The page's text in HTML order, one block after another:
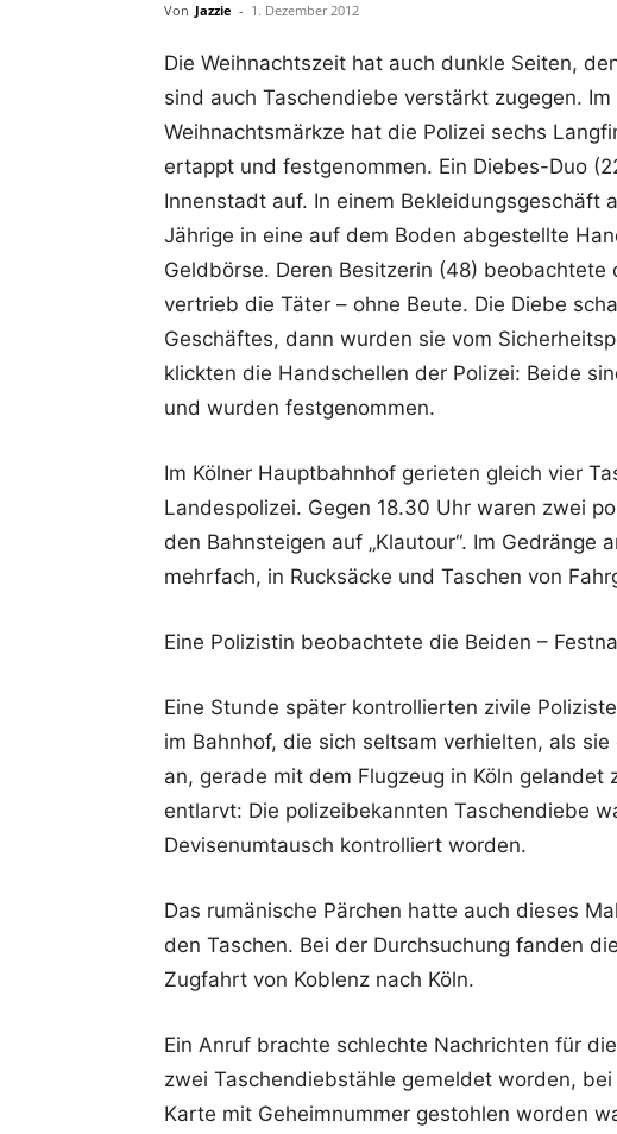
Von Jazzie - 1. Dezember 2012
Die Weihnachtszeit hat auch dunkle Seiten,
sind auch Taschendiebe verstärkt zugegen.
Weihnachtsmärkze hat die Polizei sechs
ertappt und festgenommen. Ein Diebes-Duo
Innenstadt auf. In einem Bekleidungsgeschäft
Jährige in eine auf dem Boden abgestellte
Geldbörse. Deren Besitzerin (48) beobachtete
vertrieb die Täter – ohne Beute. Die Diebe
Geschäftes, dann wurden sie vom
klickten die Handschellen der Polizei: Beide
und wurden festgenommen.
Im Kölner Hauptbahnhof gerieten gleich vier
Landespolizei. Gegen 18.30 Uhr waren zwei
den Bahnsteigen auf „Klautour“. Im Gedränge
mehrfach, in Rucksäcke und Taschen von
Eine Polizistin beobachtete die Beiden –
Eine Stunde später kontrollierten zivile
im Bahnhof, die sich seltsam verhielten, als
an, gerade mit dem Flugzeug in Köln gelandet
entlarvt: Die polizeibekannten Taschendiebe
Devisenumtausch kontrolliert worden.
Das rumänische Pärchen hatte auch dieses
den Taschen. Bei der Durchsuchung fanden
Zugfahrt von Koblenz nach Köln.
Ein Anruf brachte schlechte Nachrichten für
zwei Taschendiebstähle gemeldet worden,
Karte mit Geheimnummer gestohlen worden